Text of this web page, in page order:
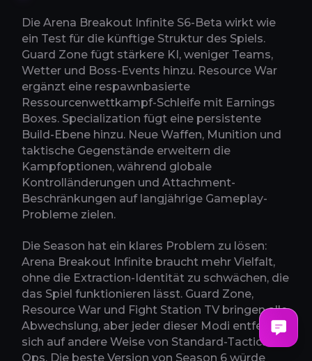
Die Arena Breakout Infinite S6-Beta wirkt wie
ein Test für die künftige Struktur des Spiels.
Guard Zone fügt stärkere KI, weniger Teams,
Wetter und Boss-Events hinzu. Resource War
ergänzt eine respawnbasierte
Ressourcenwettkampf-Schleife mit Earnings
Boxes. Specialization fügt eine persistente
Build-Ebene hinzu. Neue Waffen, Munition und
taktische Gegenstände erweitern die
Kampfoptionen, während globale
Kontrolländerungen und Attachment-
Beschränkungen auf langjährige Gameplay-
Probleme zielen.
Die Season hat ein klares Problem zu lösen:
Arena Breakout Infinite braucht mehr Vielfalt,
ohne die Extraction-Identität zu schwächen, die
das Spiel funktionieren lässt. Guard Zone,
Resource War und Fight Station TV bringen alle
Abwechslung, aber jeder dieser Modi entfernt
sich auf andere Weise von Standard-Tactical-
Ops. Die beste Version von Season 6 würde